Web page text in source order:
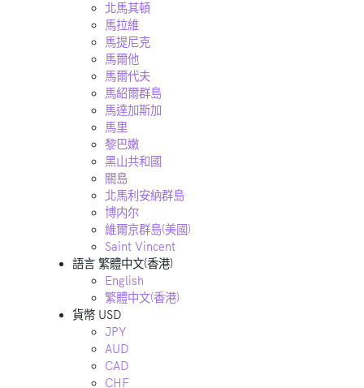
北馬其頓
馬拉維
馬提尼克
馬爾他
馬爾代夫
馬紹爾群島
馬達加斯加
馬里
黎巴嫩
黑山共和國
關島
北馬利安納群島
博内尔
維爾京群島(美國)
Saint Vincent
語言 繁體中文(香港)
English
繁體中文(香港)
貨幣 USD
JPY
AUD
CAD
CHF